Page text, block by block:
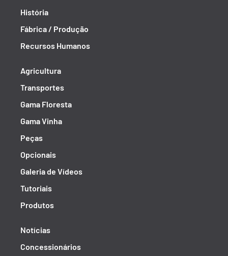
História
Fábrica / Produção
Recursos Humanos
Agricultura
Transportes
Gama Floresta
Gama Vinha
Peças
Opcionais
Galeria de Vídeos
Tutoriais
Produtos
Notícias
Concessionários